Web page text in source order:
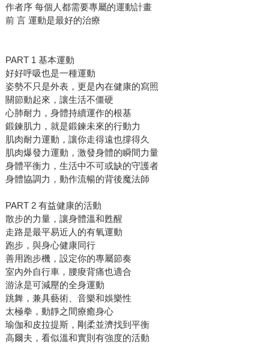
作者序 每個人都需要專屬的運動計畫
前 言 運動是最好的治療
PART 1 基本運動
好好呼吸也是一種運動
姿勢不只是外表，更是內在健康的寫照
關節動起來，讓生活不僵硬
心肺耐力，身體持續運作的根基
鍛鍊肌力，就是鍛鍊未來的行動力
肌肉耐力運動，讓你走得遠也撐得久
肌肉爆發力運動，激發身體的瞬間力量
身體平衡力，生活中不可或缺的守護者
身體協調力，動作流暢的背後魔法師
PART 2 有益健康的活動
散步的力量，讓身體溫和甦醒
走路是最平易近人的有氧運動
跑步，與身心健康同行
善用跑步機，設定你的專屬節奏
室內外自行車，腰痠背痛也適合
游泳是可減壓的全身運動
跳舞，兼具藝術、音樂和娛樂性
太極拳，動靜之間療癒身心
瑜伽和皮拉提斯，剛柔並濟找到平衡
高爾夫，看似溫和實則有強度的活動